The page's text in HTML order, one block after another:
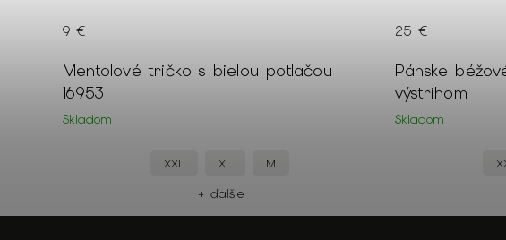
Mentolové tričko s bielou potlačou
16953
Skladom
9 €
XXL XL M
+ ďalšie
Pánske
výstrihom
Skladom
25 €